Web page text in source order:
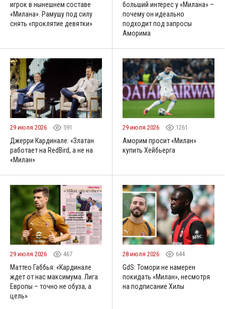
игрок в нынешнем составе
«Милана». Рамушу под силу
снять «проклятие девятки»
больший интерес у «Милана» –
почему он идеально
подходит под запросы
Аморима
29 июля 2026 591
Джерри Кардинале: «Златан
работает на RedBird, а не на
«Милан»
29 июля 2026 1261
Аморим просит «Милан»
купить Хейбьерга
29 июля 2026 467
Маттео Габбья: «Кардинале
ждет от нас максимума. Лига
Европы – точно не обуза, а
цель»
28 июля 2026 644
GdS: Томори не намерен
покидать «Милан», несмотря
на подписание Хилы